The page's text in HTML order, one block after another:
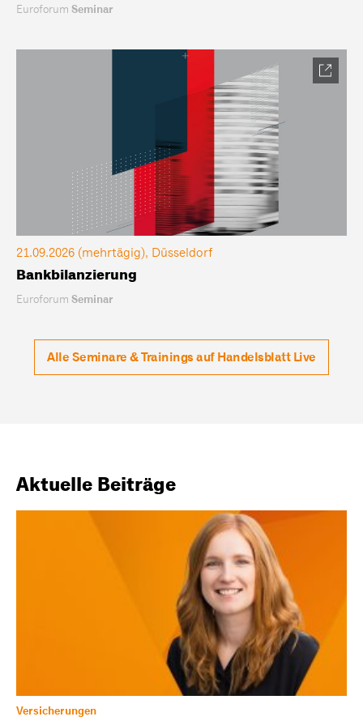
Euroforum Seminar
21.09.2026 (mehrtägig), Düsseldorf
Bankbilanzierung
Euroforum Seminar
Alle Seminare & Trainings auf Handelsblatt Live
Aktuelle Beiträge
Versicherungen